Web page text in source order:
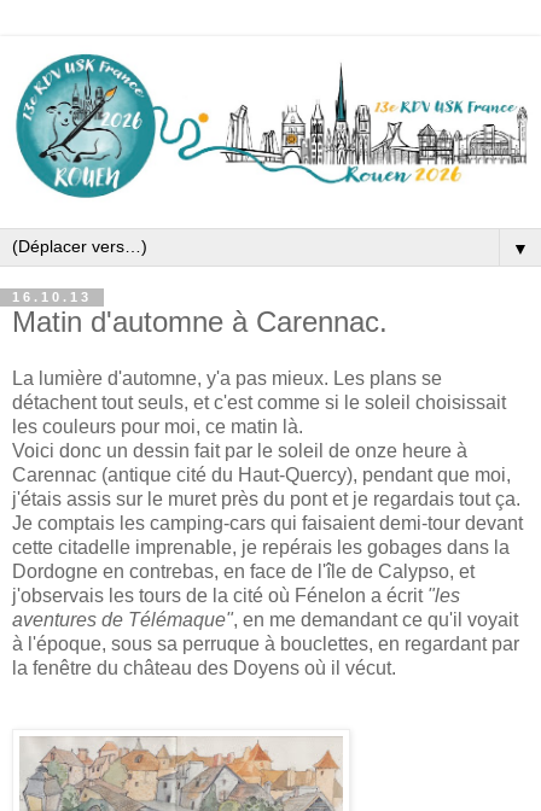
▼
16.10.13
Matin d'automne à Carennac.
La lumière d'automne, y'a pas mieux. Les plans se
détachent tout seuls, et c'est comme si le soleil choisissait
les couleurs pour moi, ce matin là.
Voici donc un dessin fait par le soleil de onze heure à
Carennac (antique cité du Haut-Quercy), pendant que moi,
j'étais assis sur le muret près du pont et je regardais tout ça.
Je comptais les camping-cars qui faisaient demi-tour devant
cette citadelle imprenable, je repérais les gobages dans la
Dordogne en contrebas, en face de l'île de Calypso, et
j'observais les tours de la cité où Fénelon a écrit "les
aventures de Télémaque", en me demandant ce qu'il voyait
à l'époque, sous sa perruque à bouclettes, en regardant par
la fenêtre du château des Doyens où il vécut.